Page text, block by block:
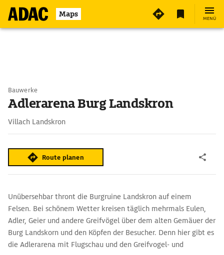
Maps MENÜ
Bauwerke
Adlerarena Burg Landskron
Villach Landskron
Route planen
Unübersehbar thront die Burgruine Landskron auf einem
Felsen. Bei schönem Wetter kreisen täglich mehrmals Eulen,
Adler, Geier und andere Greifvögel über dem alten Gemäuer der
Burg Landskorn und den Köpfen der Besucher. Denn hier gibt es
die Adlerarena mit Flugschau und den Greifvogel- und